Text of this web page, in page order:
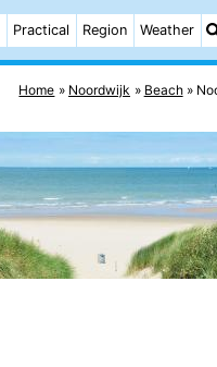
Practical Region Weather
Home Noordwijk Beach